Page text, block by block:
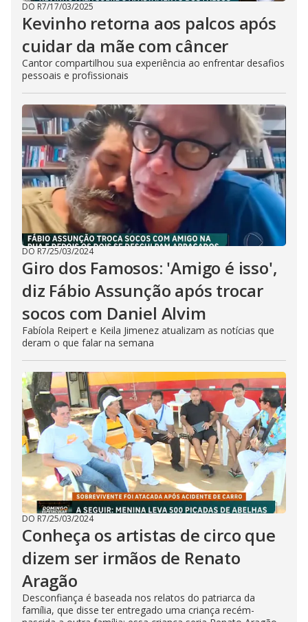
DO R7/17/03/2025
Kevinho retorna aos palcos após
cuidar da mãe com câncer
Cantor compartilhou sua experiência ao enfrentar desafios
pessoais e profissionais
DO R7/25/03/2024
Giro dos Famosos: 'Amigo é isso',
diz Fábio Assunção após trocar
socos com Daniel Alvim
Fabíola Reipert e Keila Jimenez atualizam as notícias que
deram o que falar na semana
DO R7/25/03/2024
Conheça os artistas de circo que
dizem ser irmãos de Renato
Aragão
Desconfiança é baseada nos relatos do patriarca da
família, que disse ter entregado uma criança recém-